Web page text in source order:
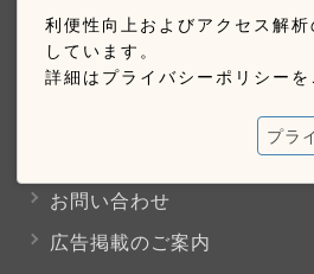
利便性向上およびアクセス解
しています。
詳細はプライバシーポリシーを
プラ
ウェブ購読のご案内
お問い合わせ
広告掲載のご案内